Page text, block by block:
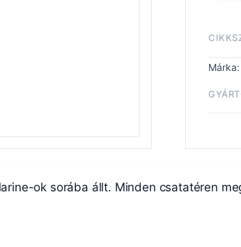
Márka:
ok sorába állt. Minden csatatéren